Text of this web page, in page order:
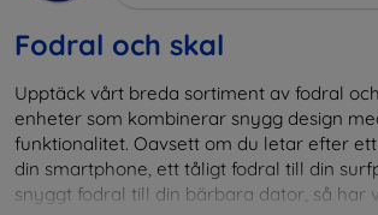
Fodral och skal
Upptäck vårt breda sortiment av fodral
enheter som kombinerar snygg design
funktionalitet. Oavsett om du letar efter
din smartphone, ett tåligt fodral till din
snyggt fodral till din bärbara dator, så har